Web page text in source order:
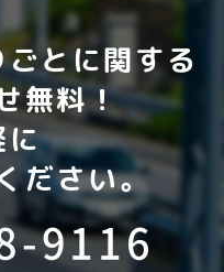
とに関する
無料！
に
ださい。
9116